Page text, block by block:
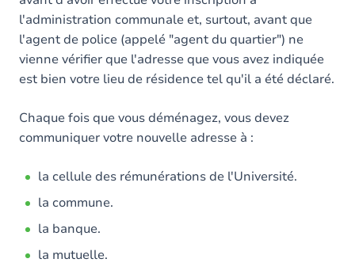
l'administration communale et, surtout, avant que
l'agent de police (appelé "agent du quartier") ne
vienne vérifier que l'adresse que vous avez indiquée
est bien votre lieu de résidence tel qu'il a été déclaré.
Chaque fois que vous déménagez, vous devez
communiquer votre nouvelle adresse à :
la cellule des rémunérations de l'Université.
la commune.
la banque.
la mutuelle.